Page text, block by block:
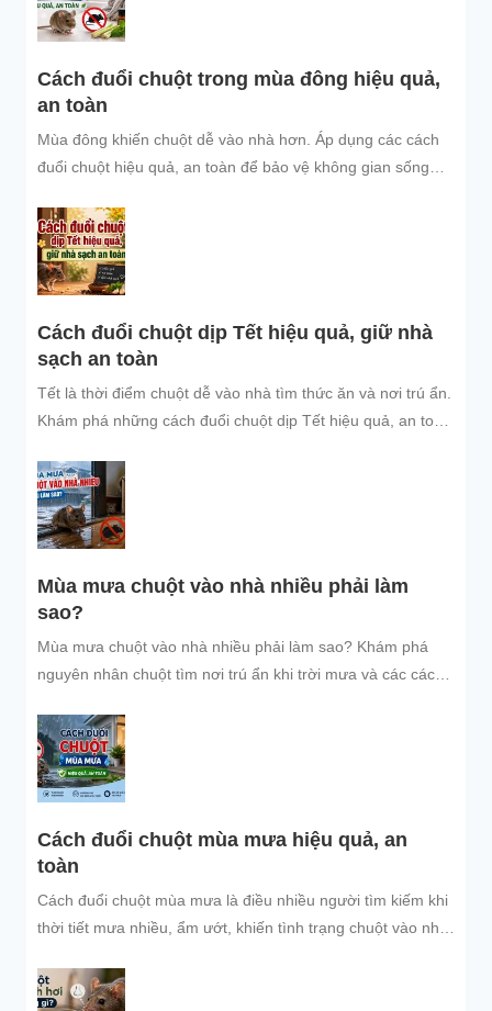
Cách đuổi chuột trong mùa đông hiệu quả,
an toàn
Mùa đông khiến chuột dễ vào nhà hơn. Áp dụng các cách
đuổi chuột hiệu quả, an toàn để bảo vệ không gian sống
Cách đuổi chuột dịp Tết hiệu quả, giữ nhà
sạch an toàn
Tết là thời điểm chuột dễ vào nhà tìm thức ăn và nơi trú ẩn.
Khám phá những cách đuổi chuột dịp Tết hiệu quả, an toàn
đình và đón năm mới an tâm.
Mùa mưa chuột vào nhà nhiều phải làm
sao?
Mùa mưa chuột vào nhà nhiều phải làm sao? Khám phá
nguyên nhân chuột tìm nơi trú ẩn khi trời mưa và các cách
bảo vệ không gian sống sạch sẽ.
Cách đuổi chuột mùa mưa hiệu quả, an
toàn
Cách đuổi chuột mùa mưa là điều nhiều người tìm kiếm khi
thời tiết mưa nhiều, ẩm ướt, khiến tình trạng chuột vào nhà